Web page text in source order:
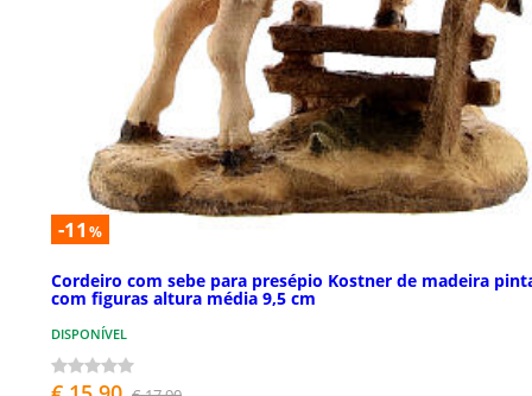
-11 %
Cordeiro com sebe para presépio Kostner de madeira
com figuras altura média 9,5 cm
DISPONÍVEL